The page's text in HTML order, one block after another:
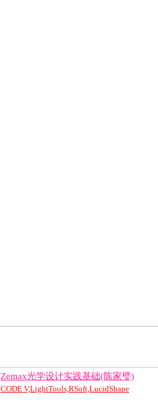
Zemax光学设计实践基础(陈家璧)
CODE V,LightTools,RSoft,LucidShape